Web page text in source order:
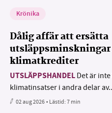
Krönika
Dålig affär att ersätta
utsläppsminskningar
klimatkrediter
UTSLÄPPSHANDEL Det är
klimatinsatser i andra delar
02 aug 2026• Lästid:7 min